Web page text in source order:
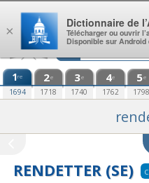
Aller au contenu
1re
1694
2e
1718
3e
1740
4e
1762
5e
1798
RENDETTER (SE)
×
Dictionnaire de
Télécharger ou ouvrir
Disponible sur Android